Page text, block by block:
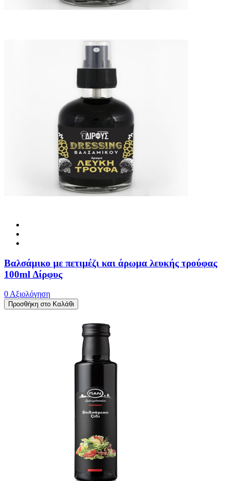
Βαλσάμικο με πετιμέζι και άρωμα λευκής τρούφας
100ml Δίρφυς
0 Αξιολόγηση
Προσθήκη στο Καλάθι